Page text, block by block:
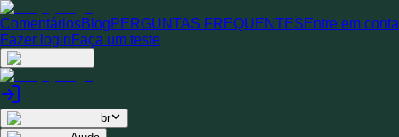
ComentáriosBlogPERGUNTAS FREQUENTESEntre em
Fazer loginFaça um teste
br